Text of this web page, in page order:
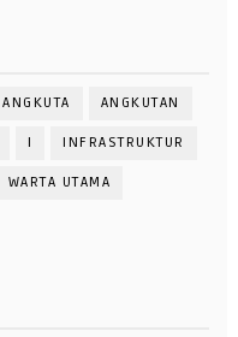
ANGKUTA ANGKUTAN
I INFRASTRUKTUR
WARTA UTAMA